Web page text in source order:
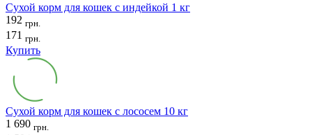
Сухой корм для кошек с индейкой 1 кг
192 грн.
171 грн.
Купить
Сухой корм для кошек с лососем 10 кг
1 690 грн.